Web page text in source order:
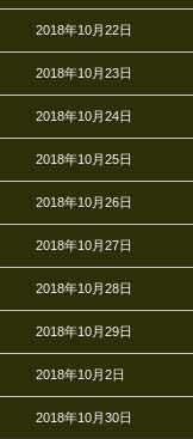
2018年10月22日
2018年10月23日
2018年10月24日
2018年10月25日
2018年10月26日
2018年10月27日
2018年10月28日
2018年10月29日
2018年10月2日
2018年10月30日